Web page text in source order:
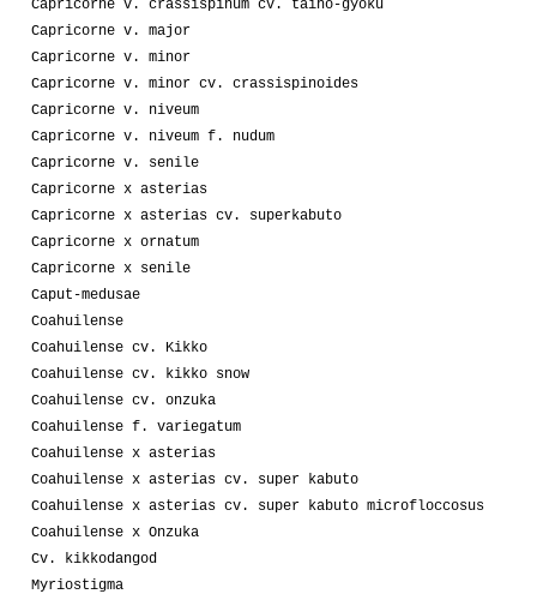
Capricorne v. crassispinum cv. taiho-gyoku
Capricorne v. major
Capricorne v. minor
Capricorne v. minor cv. crassispinoides
Capricorne v. niveum
Capricorne v. niveum f. nudum
Capricorne v. senile
Capricorne x asterias
Capricorne x asterias cv. superkabuto
Capricorne x ornatum
Capricorne x senile
Caput-medusae
Coahuilense
Coahuilense cv. Kikko
Coahuilense cv. kikko snow
Coahuilense cv. onzuka
Coahuilense f. variegatum
Coahuilense x asterias
Coahuilense x asterias cv. super kabuto
Coahuilense x asterias cv. super kabuto microfloccosus
Coahuilense x Onzuka
Cv. kikkodangod
Myriostigma